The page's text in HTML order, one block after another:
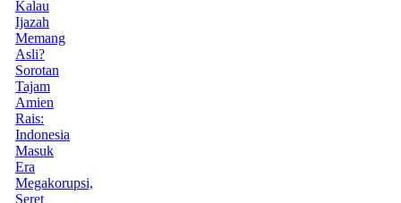
Kalau
Ijazah
Memang
Asli?
Sorotan
Tajam
Amien
Rais:
Indonesia
Masuk
Era
Megakorupsi,
Seret